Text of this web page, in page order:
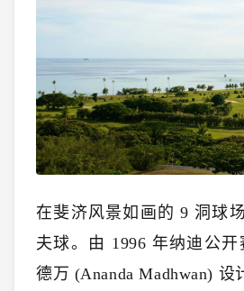
在斐济风景如画的 9 洞球
夫球。由 1996 年纳迪公开
德万 (Ananda Madhwan) 设